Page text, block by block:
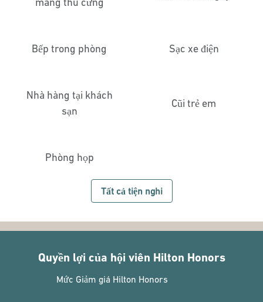
Bếp trong phòng Sạc xe điện
Nhà hàng tại khách
sạn
Cũi trẻ em
Phòng họp
Tất cả tiện nghi
Quyền lợi của hội viên Hilton Honors
Mức Giảm giá Hilton Honors